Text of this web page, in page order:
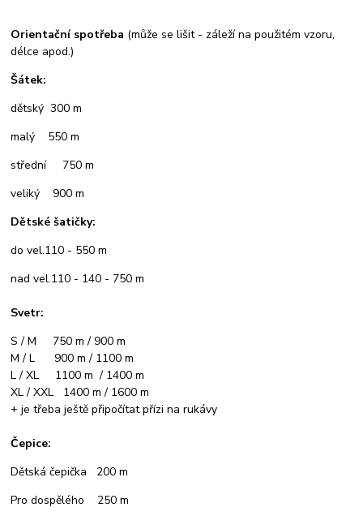
Orientační spotřeba (může se lišit - záleží na použitém vzoru,
délce apod.)
Šátek:
dětský 300 m
malý 550 m
střední 750 m
veliký 900 m
Dětské šatičky:
do vel.110 - 550 m
nad vel.110 - 140 - 750 m
Svetr:
S / M 750 m / 900 m
M / L 900 m / 1100 m
L / XL 1100 m / 1400 m
XL / XXL 1400 m / 1600 m
+ je třeba ještě připočítat přízi na rukávy
Čepice:
Dětská čepička 200 m
Pro dospělého 250 m